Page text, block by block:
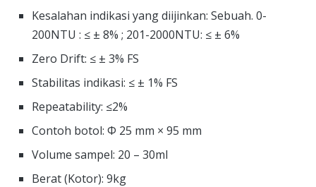
Kesalahan indikasi yang diijinkan: Sebuah. 0-
200NTU : ≤ ± 8% ; 201-2000NTU: ≤ ± 6%
Zero Drift: ≤ ± 3% FS
Stabilitas indikasi: ≤ ± 1% FS
Repeatability: ≤2%
Contoh botol: Φ 25 mm × 95 mm
Volume sampel: 20 – 30ml
Berat (Kotor): 9kg